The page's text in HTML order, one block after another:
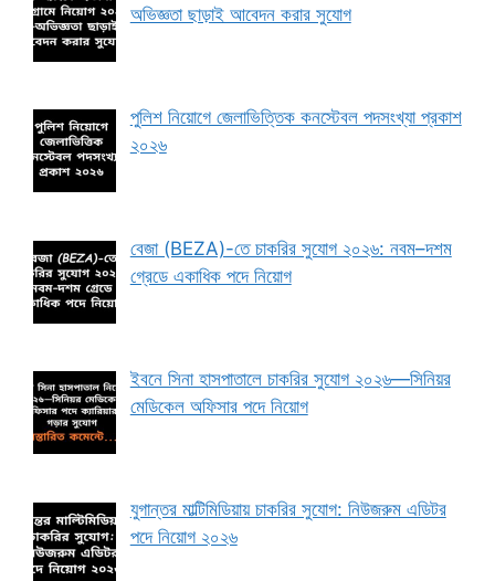
অভিজ্ঞতা ছাড়াই আবেদন করার সুযোগ
পুলিশ নিয়োগে জেলাভিত্তিক কনস্টেবল পদসংখ্যা প্রকাশ
২০২৬
বেজা (BEZA)-তে চাকরির সুযোগ ২০২৬: নবম–দশম
গ্রেডে একাধিক পদে নিয়োগ
ইবনে সিনা হাসপাতালে চাকরির সুযোগ ২০২৬—সিনিয়র
মেডিকেল অফিসার পদে নিয়োগ
যুগান্তর মাল্টিমিডিয়ায় চাকরির সুযোগ: নিউজরুম এডিটর
পদে নিয়োগ ২০২৬